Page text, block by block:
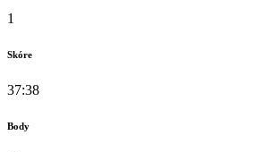
1
Skóre
37:38
Body